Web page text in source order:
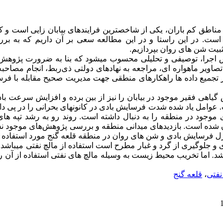
کم باران، یکی از شاخص­ترین فرایندهای بیابان­ زایی است و
است. در این راستا و در این مطالعه سعی بر آن داریم که به
شن­ های روان بپردازیم.
توصیفی و تحلیلی محسوب می­شود که بنا به ضرورت پژوهش
ماهواره­ ای، مراجعه به نهادهای دولتی ذی‌ربط، انجام
تجمیع داده­ ها راهکارهای منطقی جهت مدیریت صحیح مقابله با
فقیر موجود در بیابان را نیز از بین برده و افزایش سرعت
عوامل یاد شده شدت فرسایش بادی در کانون­های بحرانی را در پی
موجود در منطقه را به دنبال داشته است. روند رو به رشد تپه­
شده است. بازدیدهای میدانی منطقه و بررسی پژوهش‌های موجود
فرسایش بادی و شن­ های روان در منطقه قلعه گنج مورد استفاده
جلوگیری از گرد و غبار مطرح است استفاده از مالچ نفتی
اما تخریب محیط زیست به وسیله مالچ ­های نفتی استفاده از آن
، قلعه گنج